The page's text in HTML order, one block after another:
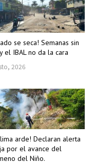
se seca! Semanas sin
el IBAL no da la cara
2026
arde! Declaran alerta
por el avance del
del Niño.